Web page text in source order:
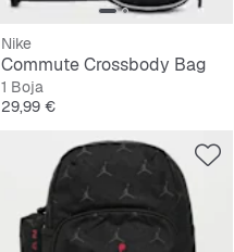
Nike
Commute Crossbody Bag
1 Boja
Cijena
29,99 €